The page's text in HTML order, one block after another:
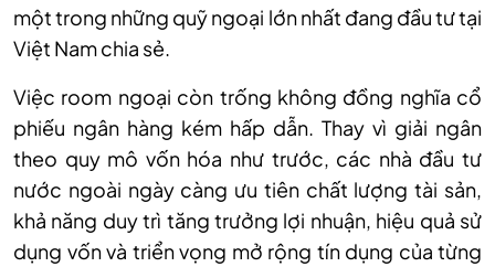
một trong những quỹ ngoại lớn nhất đang đầu tư tại
Việt Nam chia sẻ.
Việc room ngoại còn trống không đồng nghĩa cổ
phiếu ngân hàng kém hấp dẫn. Thay vì giải ngân
theo quy mô vốn hóa như trước, các nhà đầu tư
nước ngoài ngày càng ưu tiên chất lượng tài sản,
khả năng duy trì tăng trưởng lợi nhuận, hiệu quả sử
dụng vốn và triển vọng mở rộng tín dụng của từng